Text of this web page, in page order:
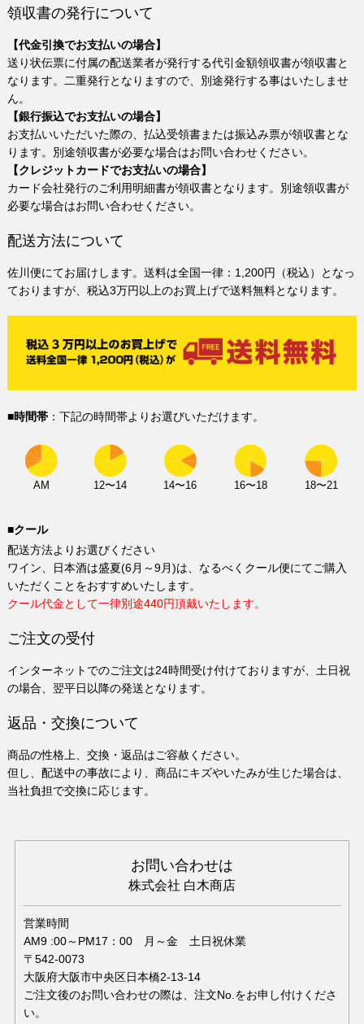
領収書の発行について
【代金引換でお支払いの場合】
送り状伝票に付属の配送業者が発行する代引金額領収書が領収書と
なります。二重発行となりますので、別途発行する事はいたしませ
ん。
【銀行振込でお支払いの場合】
お支払いいただいた際の、払込受領書または振込み票が領収書とな
ります。別途領収書が必要な場合はお問い合わせください。
【クレジットカードでお支払いの場合】
カード会社発行のご利用明細書が領収書となります。別途領収書が
必要な場合はお問い合わせください。
配送方法について
佐川便にてお届けします。送料は全国一律：1,200円（税込）となっ
ておりますが、税込3万円以上のお買上げで送料無料となります。
■時間帯：下記の時間帯よりお選びいただけます。
AM 12〜14 14〜16 16〜18 18〜21
■クール
配送方法よりお選びください
ワイン、日本酒は盛夏(6月～9月)は、なるべくクール便にてご購入
いただくことをおすすめいたします。
クール代金として一律別途440円頂戴いたします。
ご注文の受付
インターネットでのご注文は24時間受け付けておりますが、土日祝
の場合、翌平日以降の発送となります。
返品・交換について
商品の性格上、交換・返品はご容赦ください。
但し、配送中の事故により、商品にキズやいたみが生じた場合は、
当社負担で交換に応じます。
お問い合わせは
株式会社 白木商店
営業時間
AM9 :00～PM17：00 月～金 土日祝休業
〒542-0073
大阪府大阪市中央区日本橋2-13-14
ご注文後のお問い合わせの際は、注文No.をお申し付けくださ
い。